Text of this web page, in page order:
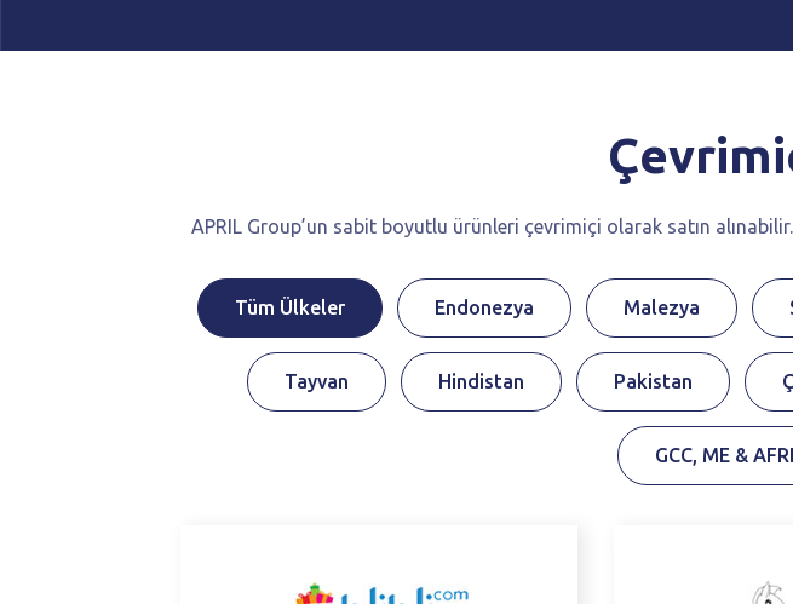
APRIL Group’un sabit boyutlu ürünleri çevrimiçi olarak satın
Tüm Ülkeler Endonezya Malezya
Tayvan Hindistan Pakistan
GCC, ME &